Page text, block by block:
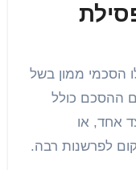
הסכמי ממון בשל
ההסכם כולל
אחד, או
לפרשנות רבה.